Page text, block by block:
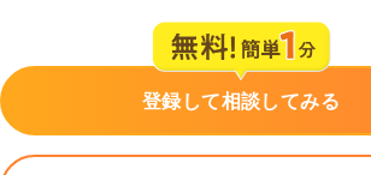
登録して相談してみる